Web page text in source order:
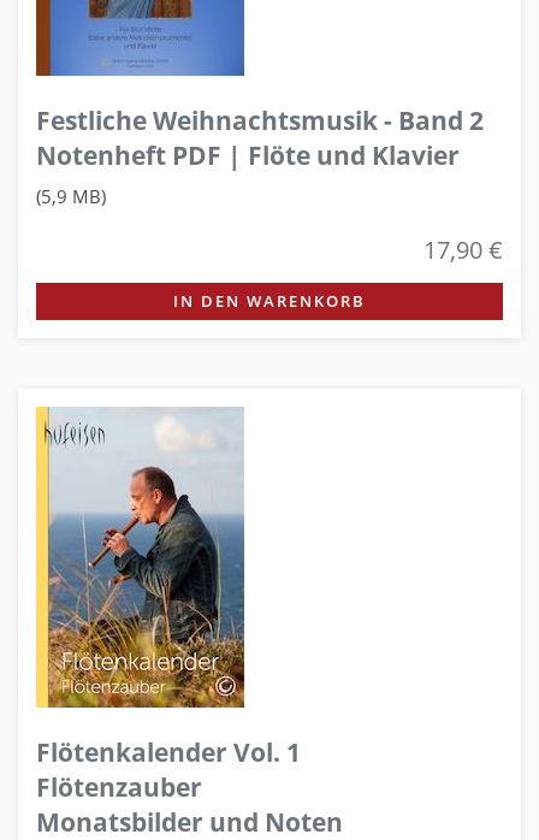
Festliche Weihnachtsmusik - Band 2
Notenheft PDF | Flöte und Klavier
(5,9 MB)
17,90 €
IN DEN WARENKORB
Flötenkalender Vol. 1
Flötenzauber
Monatsbilder und Noten